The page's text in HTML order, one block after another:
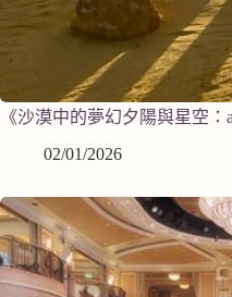
《沙漠中的夢幻夕陽與星空：a
02/01/2026